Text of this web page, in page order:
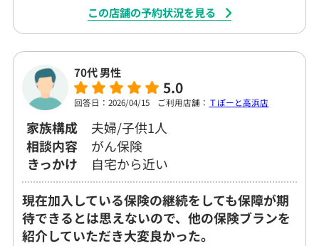
この店舗の予約状況を見る
70代 男性
5.0
回答日：2026/04/15 ご利用店舗： Ｔぽーと高浜店
家族構成
夫婦/子供1人
相談内容
がん保険
きっかけ
自宅から近い
現在加入している保険の継続をしても保障が期
待できるとは思えないので、他の保険ブランを
紹介していただき大変良かった。